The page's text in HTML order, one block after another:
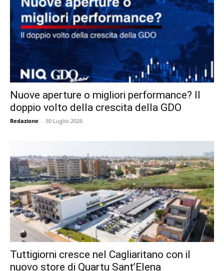
Nuove aperture o migliori performance? Il
doppio volto della crescita della GDO
Redazione - 30 Luglio 2026
Tuttigiorni cresce nel Cagliaritano con il
nuovo store di Quartu Sant’Elena